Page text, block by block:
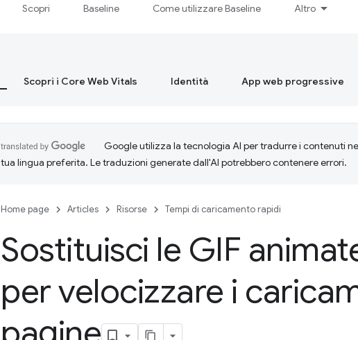
Scopri Baseline Come utilizzare Baseline Altro
Scopri i Core Web Vitals Identità App web progressive
Google utilizza la tecnologia AI per tradurre i contenuti
tua lingua preferita. Le traduzioni generate dall'AI potrebbero contenere errori.
Home page Articles Risorse Tempi di caricamento rapidi
Sostituisci le GIF
per velocizzare i